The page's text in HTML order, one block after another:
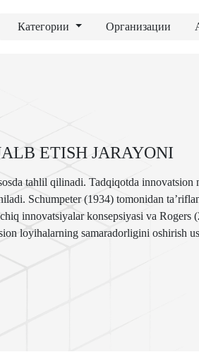
Категории Организации
ETISH JARAYONI
tahlil qilinadi. Tadqiqotda innovatsion
Schumpeter (1934) tomonidan
innovatsiyalar konsepsiyasi va Rogers
loyihalarning samaradorligini oshirish